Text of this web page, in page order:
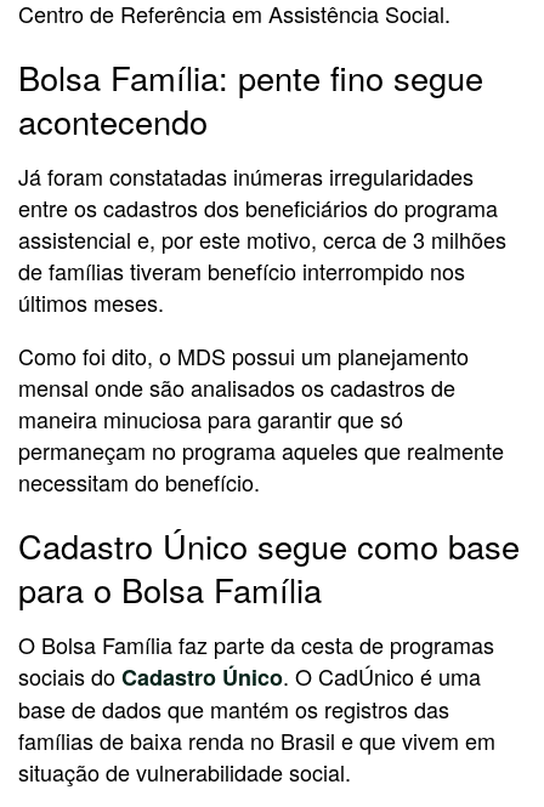
Centro de Referência em Assistência Social.
Bolsa Família: pente fino segue
acontecendo
Já foram constatadas inúmeras irregularidades
entre os cadastros dos beneficiários do programa
assistencial e, por este motivo, cerca de 3 milhões
de famílias tiveram benefício interrompido nos
últimos meses.
Como foi dito, o MDS possui um planejamento
mensal onde são analisados os cadastros de
maneira minuciosa para garantir que só
permaneçam no programa aqueles que realmente
necessitam do benefício.
Cadastro Único segue como base
para o Bolsa Família
O Bolsa Família faz parte da cesta de programas
sociais doCadastro Único. O CadÚnico é uma
base de dados que mantém os registros das
famílias de baixa renda no Brasil e que vivem em
situação de vulnerabilidade social.